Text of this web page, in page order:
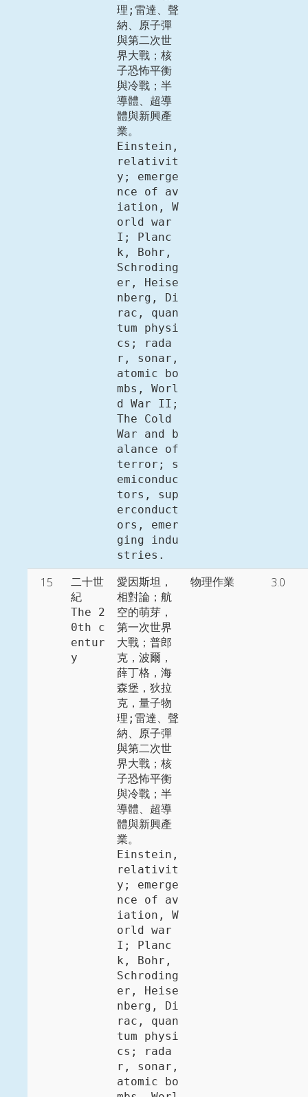
理;雷達、聲
納、原子彈
與第二次世
界大戰；核
子恐怖平衡
與冷戰；半
導體、超導
體與新興產
業。
Einstein,
relativit
y; emerge
nce of av
iation, W
orld war
I; Planc
k, Bohr,
Schroding
er, Heise
nberg, Di
rac, quan
tum physi
cs; rada
r, sonar,
atomic bo
mbs, Worl
d War II;
The Cold
War and b
alance of
terror; s
emiconduc
tors, sup
erconduct
ors, emer
ging indu
15
二十世
紀
The 2
0th c
entur
y
愛因斯坦，
相對論；航
空的萌芽，
第一次世界
大戰；普郎
克，波爾，
薛丁格，海
森堡，狄拉
克，量子物
理;雷達、聲
納、原子彈
與第二次世
界大戰；核
子恐怖平衡
與冷戰；半
導體、超導
體與新興產
業。
Einstein,
relativit
y; emerge
nce of av
iation, W
orld war
I; Planc
k, Bohr,
Schroding
er, Heise
nberg, Di
rac, quan
tum physi
cs; rada
r, sonar,
atomic bo
物理作業 3.0